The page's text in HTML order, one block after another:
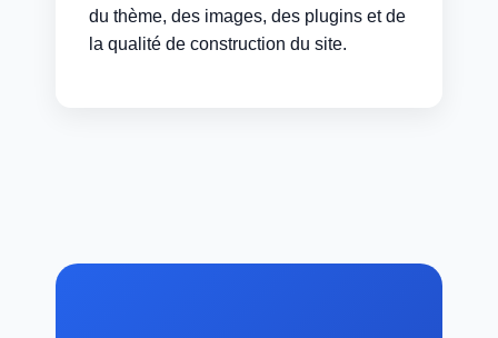
du thème, des images, des plugins et de
la qualité de construction du site.